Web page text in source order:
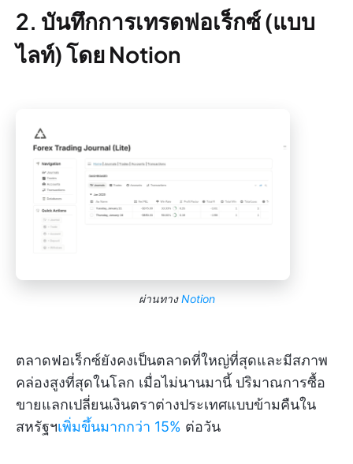
2. บันทึกการเทรดฟอเร็กซ์ (แบบ
ไลท์) โดย Notion
ผ่านทางNotion
ตลาดฟอเร็กซ์ยังคงเป็นตลาดที่ใหญ่ที่สุดและมีสภาพ
คล่องสูงที่สุดในโลก เมื่อไม่นานมานี้ ปริมาณการซื้อ
ขายแลกเปลี่ยนเงินตราต่างประเทศแบบข้ามคืนใน
สหรัฐฯเพิ่มขึ้นมากกว่า 15% ต่อวัน